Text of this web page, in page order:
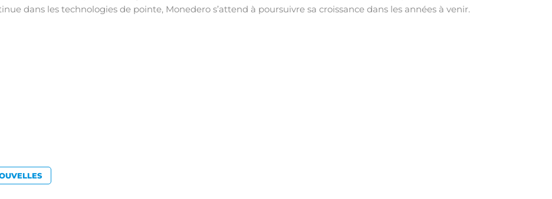
dans les technologies de pointe, Monedero s’attend à poursuivre sa croissance dans les années à venir.